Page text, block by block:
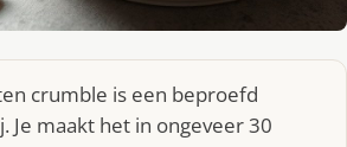
crumble is een beproefd
Je maakt het in ongeveer 30